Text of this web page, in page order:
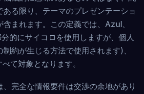
る限り、テーマのプレゼンテーショ
まれます。この定義では、Azul、
的にサイコロを使用しますが、個人
約が生じる方法で使用されます)、
て対象となります。
完全な情報要件は交渉の余地があり